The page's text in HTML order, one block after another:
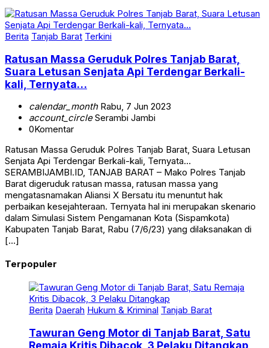
Berita Tanjab Barat Terkini
Ratusan Massa Geruduk Polres Tanjab Barat,
Suara Letusan Senjata Api Terdengar Berkali-
kali, Ternyata…
calendar_monthRabu, 7 Jun 2023
account_circleSerambi Jambi
0Komentar
Ratusan Massa Geruduk Polres Tanjab Barat, Suara Letusan
Senjata Api Terdengar Berkali-kali, Ternyata…
SERAMBIJAMBI.ID, TANJAB BARAT – Mako Polres Tanjab
Barat digeruduk ratusan massa, ratusan massa yang
mengatasnamakan Aliansi X Bersatu itu menuntut hak
perbaikan kesejahteraan. Ternyata hal ini merupakan skenario
dalam Simulasi Sistem Pengamanan Kota (Sispamkota)
Kabupaten Tanjab Barat, Rabu (7/6/23) yang dilaksanakan di
[…]
Terpopuler
Berita Daerah Hukum & Kriminal Tanjab Barat
Tawuran Geng Motor di Tanjab Barat, Satu
Remaja Kritis Dibacok, 3 Pelaku Ditangkap